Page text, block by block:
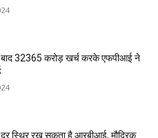
बाद 32365 करोड़ खर्च करके एफपीआई ने
दर स्थिर रख सकता है आरबीआई, मौद्रिक